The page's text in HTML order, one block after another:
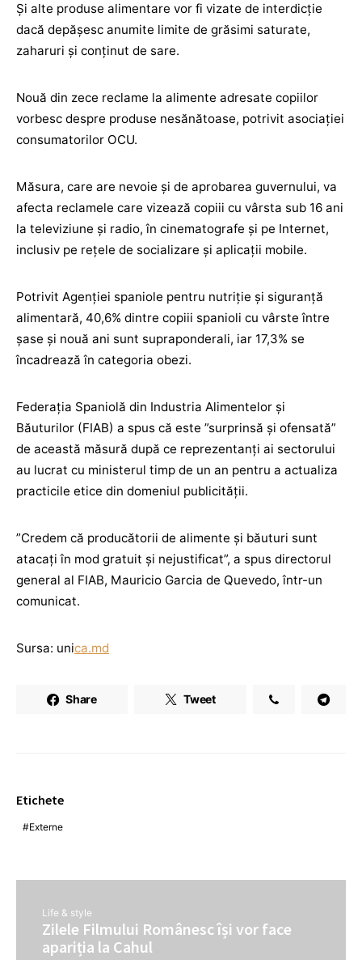
Şi alte produse alimentare vor fi vizate de interdicţie
dacă depăşesc anumite limite de grăsimi saturate,
zaharuri şi conţinut de sare.
Nouă din zece reclame la alimente adresate copiilor
vorbesc despre produse nesănătoase, potrivit asociaţiei
consumatorilor OCU.
Măsura, care are nevoie şi de aprobarea guvernului, va
afecta reclamele care vizează copiii cu vârsta sub 16 ani
la televiziune şi radio, în cinematografe şi pe Internet,
inclusiv pe reţele de socializare şi aplicaţii mobile.
Potrivit Agenţiei spaniole pentru nutriţie şi siguranţă
alimentară, 40,6% dintre copiii spanioli cu vârste între
şase şi nouă ani sunt supraponderali, iar 17,3% se
încadrează în categoria obezi.
Federaţia Spaniolă din Industria Alimentelor şi
Băuturilor (FIAB) a spus că este ”surprinsă şi ofensată”
de această măsură după ce reprezentanţi ai sectorului
au lucrat cu ministerul timp de un an pentru a actualiza
practicile etice din domeniul publicităţii.
”Credem că producătorii de alimente şi băuturi sunt
atacaţi în mod gratuit şi nejustificat”, a spus directorul
general al FIAB, Mauricio Garcia de Quevedo, într-un
comunicat.
Sursa: unica.md
Share Tweet
Etichete
Externe
Life & style
Zilele Filmului Românesc își vor face
apariția la Cahul